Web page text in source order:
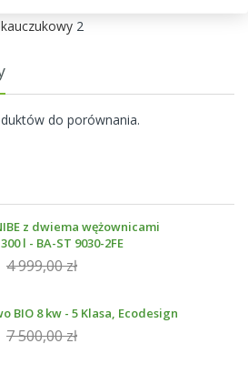
2
do porównania.
z dwiema wężownicami
l - BA-ST 9030-2FE
4 999,00 zł
BIO 8 kw - 5 Klasa, Ecodesign
7 500,00 zł